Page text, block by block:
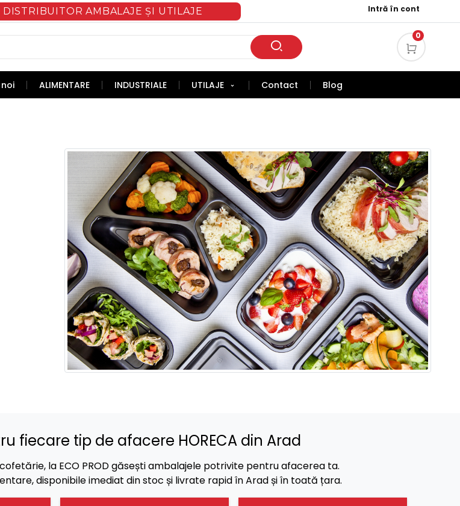
AMBALAJE ȘI UTILAJE Intră în cont
0
ALIMENTARE INDUSTRIALE UTILAJE Contact Blog
fiecare tip de afacere HORECA din Arad
la ECO PROD găsești ambalajele potrivite pentru afacerea ta.
disponibile imediat din stoc și livrate rapid în Arad și în toată țara.